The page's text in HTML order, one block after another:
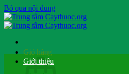
Bỏ qua nội dung
Giỏ hàng
Giới thiệu